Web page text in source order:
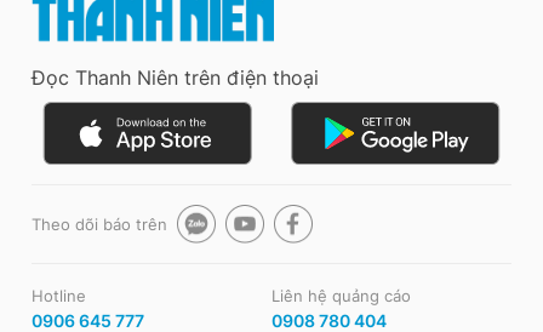
Đọc Thanh Niên trên điện thoại
Theo dõi báo trên
Hotline
0906 645 777
Liên hệ quảng cáo
0908 780 404